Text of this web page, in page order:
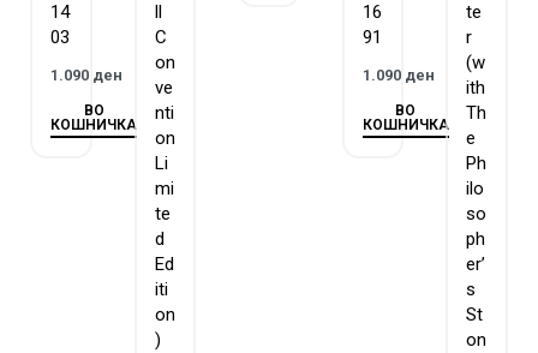
14
03
1.090 ден
ВО
КОШНИЧКА
ll
C
on
ve
nti
on
Li
mi
te
d
Ed
iti
on
)
16
91
1.090 ден
ВО
КОШНИЧКА
te
r
(w
ith
Th
e
Ph
ilo
so
ph
er’
s
St
on